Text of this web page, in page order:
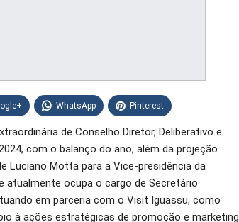
WhatsApp Pinterest
de Conselho Diretor, Deliberativo e
com o balanço do ano, além da projeção
Luciano Motta para a Vice-presidência da
atualmente ocupa o cargo de Secretário
em parceria com o Visit Iguassu, como
à ações estratégicas de promoção e marketing